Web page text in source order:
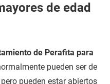
de edad
de Perafita para
pueden ser de
pueden estar abiertos